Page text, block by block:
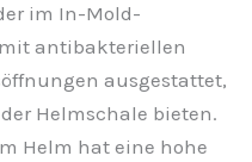
im In-Mold-
antibakteriellen
ausgestattet,
Helmschale bieten.
Helm hat eine hohe